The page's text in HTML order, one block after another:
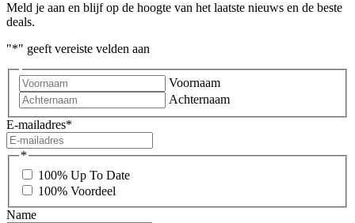
Meld je aan en blijf op de hoogte van het laatste nieuws en de beste
deals.
"*" geeft vereiste velden aan
Voornaam
Achternaam
E-mailadres*
*
100% Up To Date
100% Voordeel
Name